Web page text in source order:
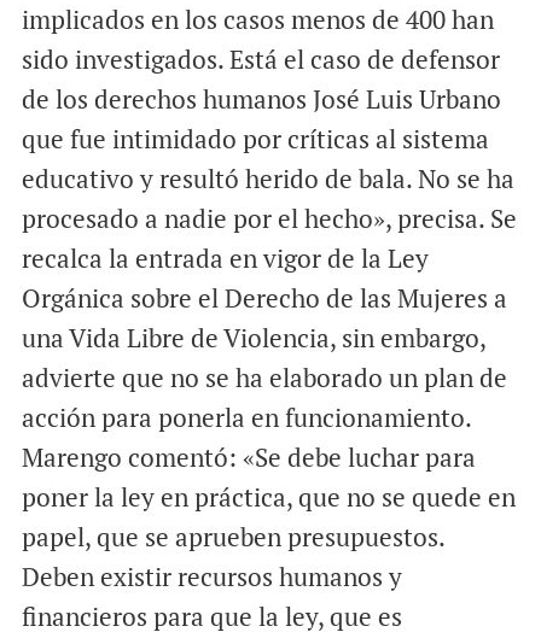
implicados en los casos menos de 400 han
sido investigados. Está el caso de defensor
de los derechos humanos José Luis Urbano
que fue intimidado por críticas al sistema
educativo y resultó herido de bala. No se ha
procesado a nadie por el hecho», precisa. Se
recalca la entrada en vigor de la Ley
Orgánica sobre el Derecho de las Mujeres a
una Vida Libre de Violencia, sin embargo,
advierte que no se ha elaborado un plan de
acción para ponerla en funcionamiento.
Marengo comentó: «Se debe luchar para
poner la ley en práctica, que no se quede en
papel, que se aprueben presupuestos.
Deben existir recursos humanos y
financieros para que la ley, que es